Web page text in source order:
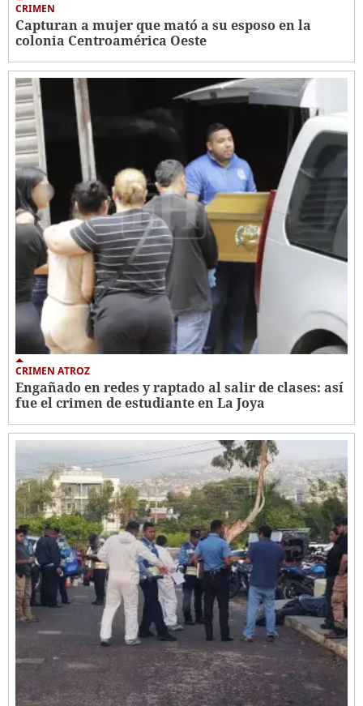
CRIMEN
Capturan a mujer que mató a su esposo en la
colonia Centroamérica Oeste
CRIMEN ATROZ
Engañado en redes y raptado al salir de clases: así
fue el crimen de estudiante en La Joya